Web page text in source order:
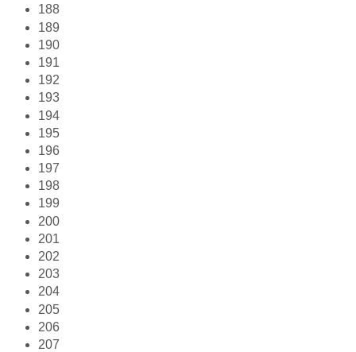
188
189
190
191
192
193
194
195
196
197
198
199
200
201
202
203
204
205
206
207